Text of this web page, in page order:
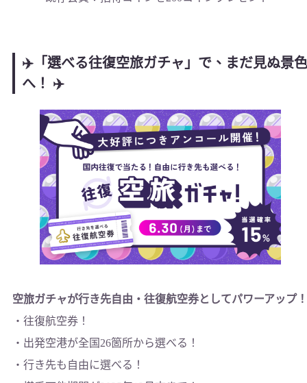
✈️「選べる往復空旅ガチャ」で、まだ見ぬ景色
へ！ ✈️
空旅ガチャが行き先自由・往復航空券としてパワーアップ！
・往復航空券！
・出発空港が全国26箇所から選べる！
・行き先も自由に選べる！